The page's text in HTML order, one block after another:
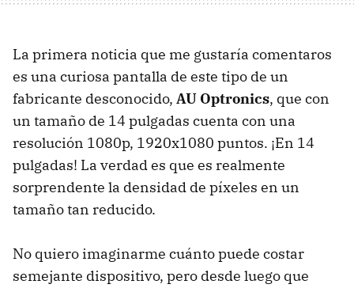
La primera noticia que me gustaría comentaros
es una curiosa pantalla de este tipo de un
fabricante desconocido, AU Optronics, que con
un tamaño de 14 pulgadas cuenta con una
resolución 1080p, 1920x1080 puntos. ¡En 14
pulgadas! La verdad es que es realmente
sorprendente la densidad de píxeles en un
tamaño tan reducido.
No quiero imaginarme cuánto puede costar
semejante dispositivo, pero desde luego que